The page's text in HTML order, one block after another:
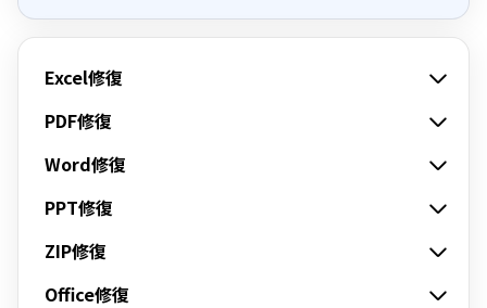
Excel修復
PDF修復
Word修復
PPT修復
ZIP修復
Office修復